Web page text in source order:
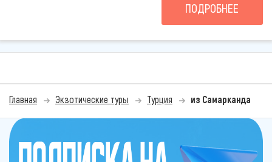
ПОДРОБНЕЕ
Главная Экзотические туры Турция из Самарканда